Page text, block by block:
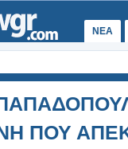
ΝΕΑ
ΠΟΥ